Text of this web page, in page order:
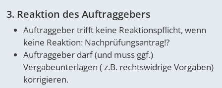
3. Reaktion des Auftraggebers
Auftraggeber trifft keine Reaktionspflicht, wenn
keine Reaktion: Nachprüfungsantrag!?
Auftraggeber darf (und muss ggf.)
Vergabeunterlagen ( z.B. rechtswidrige Vorgaben)
korrigieren.